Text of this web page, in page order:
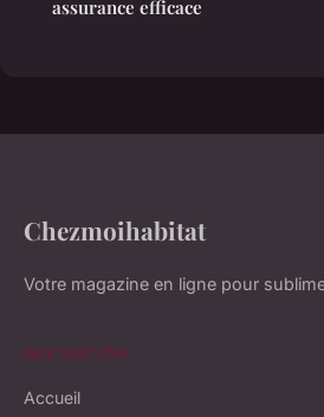
assurance efficace
Chezmoihabitat
Votre magazine en ligne pour
NAVIGATION
Accueil